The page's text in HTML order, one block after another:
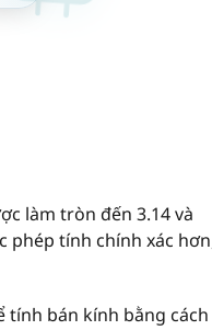
làm tròn đến 3.14 và
phép tính chính xác
tính bán kính bằng cách